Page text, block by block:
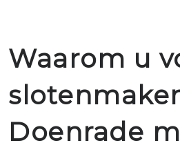
Waarom u
slotenmaker
Doenrade